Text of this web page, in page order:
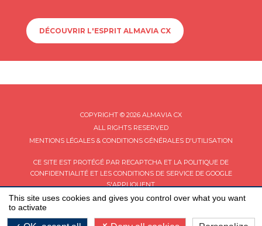
DÉCOUVRIR L'ESPRIT ALMAVIA CX
COPYRIGHT © 2026 ALMAVIA CX
ALL RIGHTS RESERVED
MENTIONS LÉGALES & CONDITIONS GÉNÉRALES D'UTILISATION
CE SITE EST PROTÉGÉ PAR RECAPTCHA ET LA POLITIQUE DE
CONFIDENTIALITÉET LES CONDITIONS DE SERVICEDE GOOGLE
S'APPLIQUENT.
This site uses cookies and gives you control over what you want
to activate